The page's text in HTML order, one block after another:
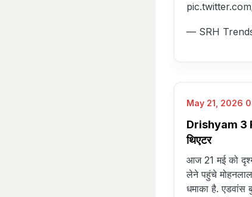
— SRH
May 21, 2026
Drishyam 3
थिएटर
आज 21 मई को
लेने पहुंचे
धमाका है. एडवांस